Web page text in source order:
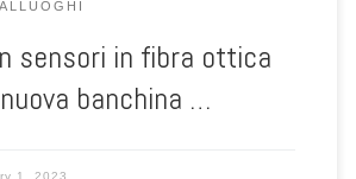
sensori in fibra ottica
banchina …
1, 2023